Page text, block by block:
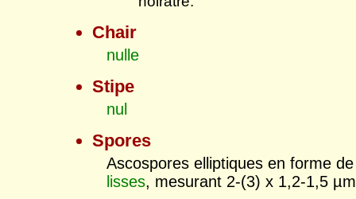
Chair
nulle
Stipe
nul
Spores
Ascospores elliptiques en forme
lisses, mesurant 2-(3) x 1,2-1,5